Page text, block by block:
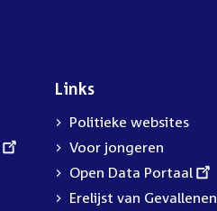
Links
Politieke websites
Voor jongeren
External
link:
Open Data Portaal
Erelijst van Gevallenen